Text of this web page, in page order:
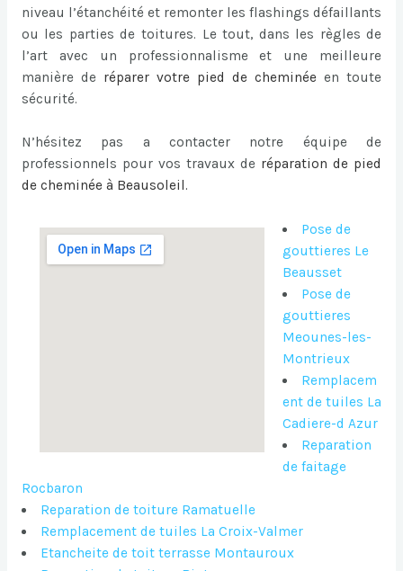
niveau l’étanchéité et remonter les flashings défaillants
ou les parties de toitures. Le tout, dans les règles de
l’art avec un professionnalisme et une meilleure
manière de réparer votre pied de cheminée en toute
sécurité.
N’hésitez pas a contacter notre équipe de
professionnels pour vos travaux de réparation de pied
de cheminée à Beausoleil .
Pose de
gouttieres Le
Beausset
Pose de
gouttieres
Meounes-les-
Montrieux
Remplacem
ent de tuiles La
Cadiere-d Azur
Reparation
de faitage
Rocbaron
Reparation de toiture Ramatuelle
Remplacement de tuiles La Croix-Valmer
Etancheite de toit terrasse Montauroux